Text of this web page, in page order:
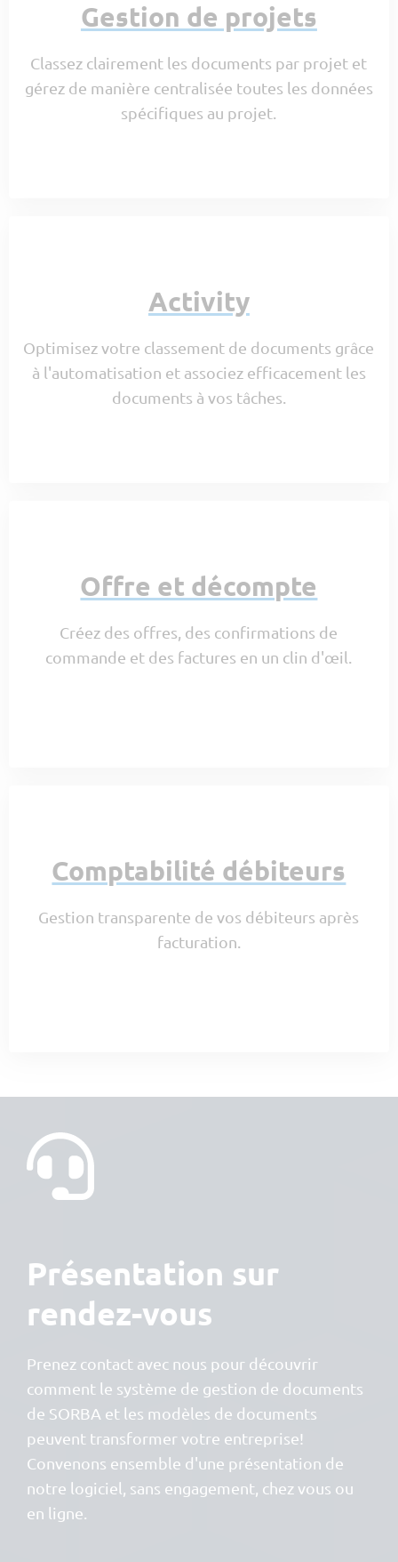
Gestion de projets
Classez clairement les documents par projet et
gérez de manière centralisée toutes les données
spécifiques au projet.
Activity
Optimisez votre classement de documents grâce
à l'automatisation et associez efficacement les
documents à vos tâches.
Offre et décompte
Créez des offres, des confirmations de
commande et des factures en un clin d'œil.
Comptabilité débiteurs
Gestion transparente de vos débiteurs après
facturation.
Présentation sur
rendez-vous
Prenez contact avec nous pour découvrir
comment le système de gestion de documents
de SORBA et les modèles de documents
peuvent transformer votre entreprise!
Convenons ensemble d'une présentation de
notre logiciel, sans engagement, chez vous ou
en ligne.